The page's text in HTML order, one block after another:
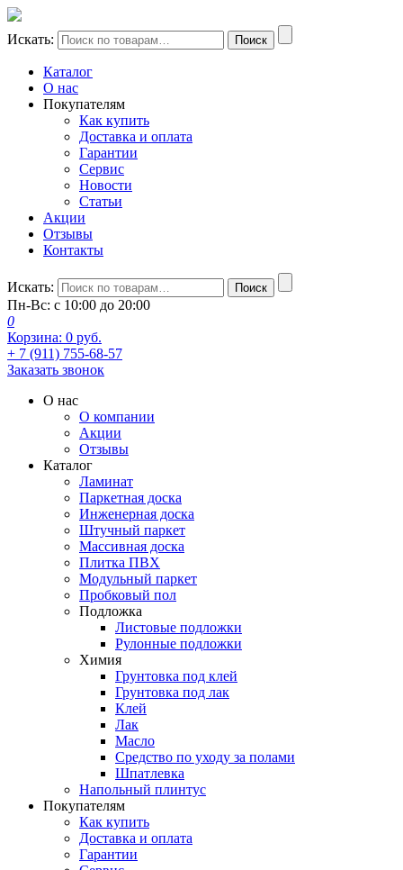
Искать: Поиск
Каталог
О нас
Покупателям
Как купить
Доставка и оплата
Гарантии
Сервис
Новости
Статьи
Акции
Отзывы
Контакты
Искать: Поиск
Пн-Вс: с 10:00 до 20:00
0
Корзина: 0 руб.
+ 7 (911) 755-68-57
Заказать звонок
О нас
О компании
Акции
Отзывы
Каталог
Ламинат
Паркетная доска
Инженерная доска
Штучный паркет
Массивная доска
Плитка ПВХ
Модульный паркет
Пробковый пол
Подложка
Листовые подложки
Рулонные подложки
Химия
Грунтовка под клей
Грунтовка под лак
Клей
Лак
Масло
Средство по уходу за полами
Шпатлевка
Напольный плинтус
Покупателям
Как купить
Доставка и оплата
Гарантии